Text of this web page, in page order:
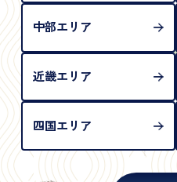
中部エリア
近畿エリア
四国エリア